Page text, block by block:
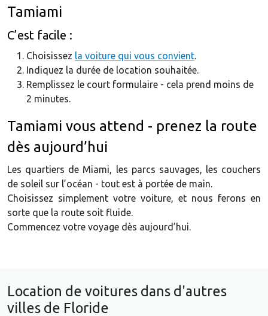
Tamiami
C’est facile :
Choisissez la voiture qui vous convient.
Indiquez la durée de location souhaitée.
Remplissez le court formulaire - cela prend moins de
2 minutes.
Tamiami vous attend - prenez la route
dès aujourd’hui
Les quartiers de Miami, les parcs sauvages, les couchers
de soleil sur l’océan - tout est à portée de main.
Choisissez simplement votre voiture, et nous ferons en
sorte que la route soit fluide.
Commencez votre voyage dès aujourd’hui.
Location de voitures dans d'autres
villes de Floride